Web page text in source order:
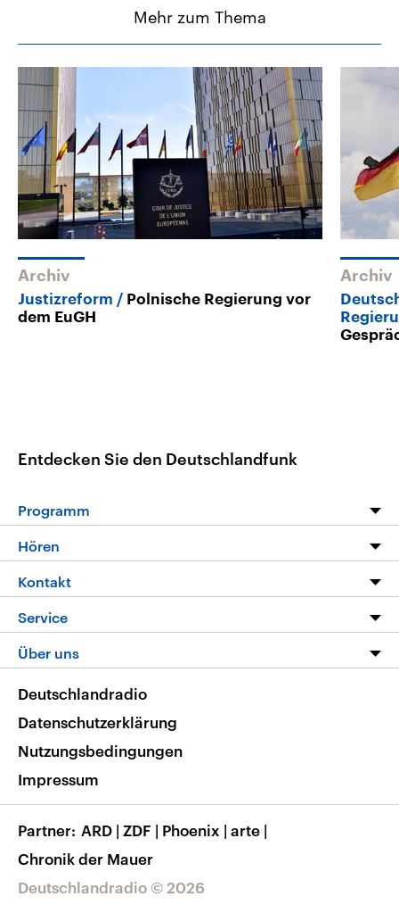
Mehr zum Thema
Archiv
Justizreform
Polnische Regierung vor
dem EuGH
Archiv
Entdecken Sie den Deutschlandfunk
Programm
Programm
Die Nachrichten
Nachrichtenleicht
Neue Beiträge auf dlf.de
Hören
Livestream
Podcasts
Deutschlandfunk App
Nachrichten App
Frequenzen
Kontakt
Hörerservice
Service
FAQ
Veranstaltungen
Musikliste
RSS
Über uns
Barrierefreiheit
Deutschlandradio © 2026
Deutschlandradio
Datenschutzerklärung
Nutzungsbedingungen
Impressum
Partner ARD | ZDF | Phoenix | arte |
Chronik der Mauer